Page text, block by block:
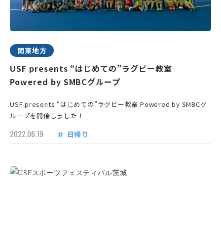
関東地方
USF presents “はじめての”ラグビー教室
Powered by SMBCグループ
USF presents “はじめての”ラグビー教室 Powered by SMBCグ
ループを開催しました！
2022.06.19 日帰り